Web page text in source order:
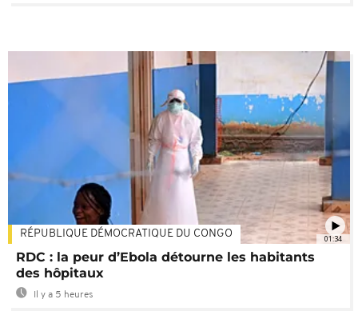
01:34
RÉPUBLIQUE DÉMOCRATIQUE DU CONGO
RDC : la peur d’Ebola détourne les habitants
des hôpitaux
Il y a 5 heures